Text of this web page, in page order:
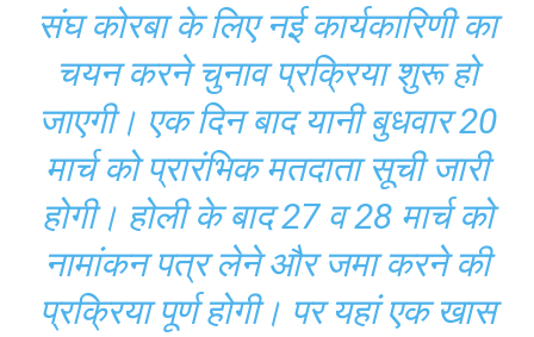
संघ कोरबा के लिए नई कार्यकारिणी का
चयन करने चुनाव प्रक्रिया शुरू हो
जाएगी। एक दिन बाद यानी बुधवार 20
मार्च को प्रारंभिक मतदाता सूची जारी
होगी। होली के बाद 27 व 28 मार्च को
नामांकन पत्र लेने और जमा करने की
प्रक्रिया पूर्ण होगी। पर यहां एक खास